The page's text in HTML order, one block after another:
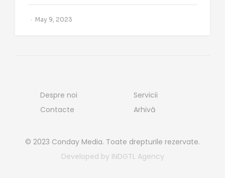
May 9, 2023
Despre noi
Contacte
Servicii
Arhivă
© 2023 Conday Media. Toate drepturile rezervate.
Developed by INDGTL Agency